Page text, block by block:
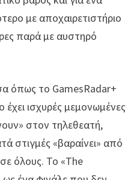
με αποχαιρετιστήριο
παρά με αυστηρό
όπως το GamesRadar+
έχει ισχυρές μεμονωμένες
στον τηλεθεατή,
στιγμές «βαραίνει» από
όλους. Το «The